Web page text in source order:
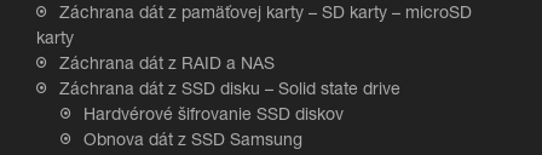
Záchrana dát z pamäťovej karty – SD karty – microSD
karty
Záchrana dát z RAID a NAS
Záchrana dát z SSD disku – Solid state drive
Hardvérové šifrovanie SSD diskov
Obnova dát z SSD Samsung